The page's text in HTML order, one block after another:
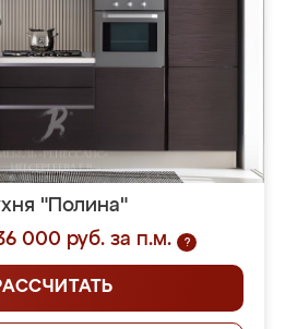
"Полина"
000 руб. за п.м.
?